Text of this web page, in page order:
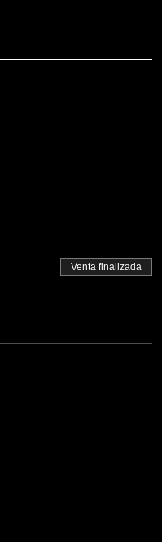
Venta finalizada